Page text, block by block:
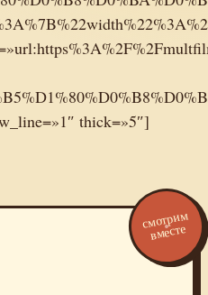
thick=»5″]
смотрим
вместе